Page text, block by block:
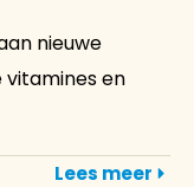
nieuwe
vitamines en
Lees meer